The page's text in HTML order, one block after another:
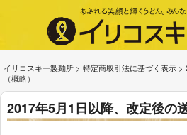
イリコスキー製麺所 > 特定商取引法に基づく表示 >
（概略）
2017年5月1日以降、改定後の